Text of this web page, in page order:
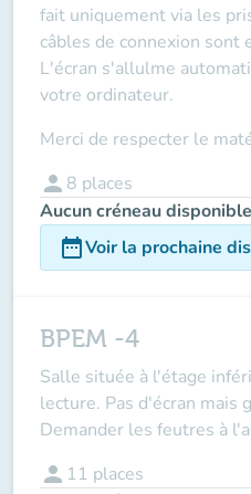
fait uniquement via les
câbles de connexion sont
L'écran s'allulme
votre ordinateur.
Merci de respecter le
person 8 places
Aucun créneau
date_rangeVoir la prochaine
BPEM -4
Salle située à l'étage
lecture. Pas d'écran mais
Demander les feutres à
person 11 places